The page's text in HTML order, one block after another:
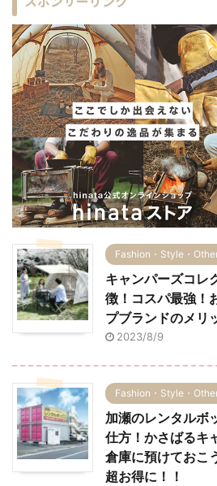
Fashion・Style・
キャンパーズコレ
徴！コスパ最強！
プブランドのメリ
2023/8/9
Fashion・Style・
加瀬のレンタルボ
仕方！かさばるキ
倉庫に預けておこ
超お得に！！